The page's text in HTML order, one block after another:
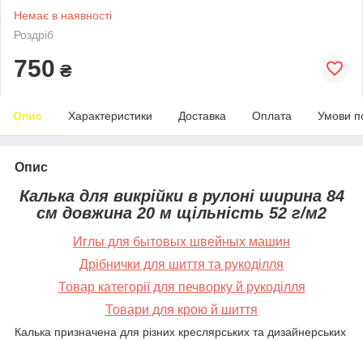
Немає в наявності
Роздріб
750 ₴
Опис Характеристики Доставка Оплата Умови
Опис
Калька для викрійки в рулоні ширина 84
см довжина 20 м щільність 52 г/м2
Иглы для бытовых швейных машин
Дрібнички для шиття та рукоділля
Товар категорії для печворку й рукоділля
Товари для крою й шиття
Калька призначена для різних креслярських та дизайнерських